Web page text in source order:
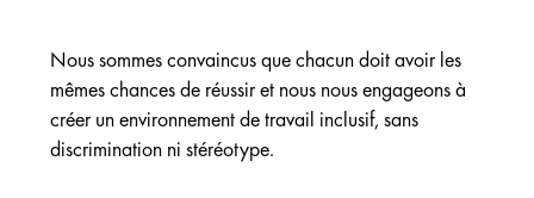
Nous sommes convaincus que chacun doit avoir les
mêmes chances de réussir et nous nous engageons à
créer un environnement de travail inclusif, sans
discrimination ni stéréotype.